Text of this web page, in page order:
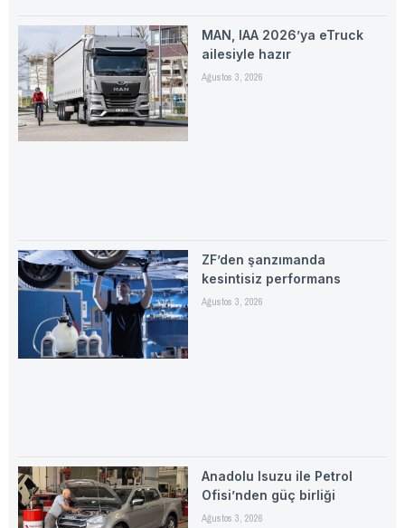
MAN, IAA 2026’ya eTruck
ailesiyle hazır
Ağustos 3, 2026
ZF’den şanzımanda
kesintisiz performans
Ağustos 3, 2026
Anadolu Isuzu ile Petrol
Ofisi’nden güç birliği
Ağustos 3, 2026